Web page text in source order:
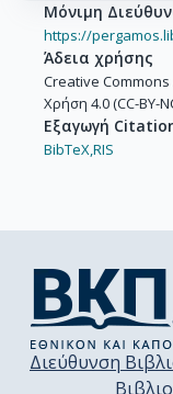
Μόνιμη
https://
Άδεια χρήσης
Creative
Χρήση 4.0 (CC-BY-
Εξαγωγή
BibTeX,RIS
Διεύθυνση